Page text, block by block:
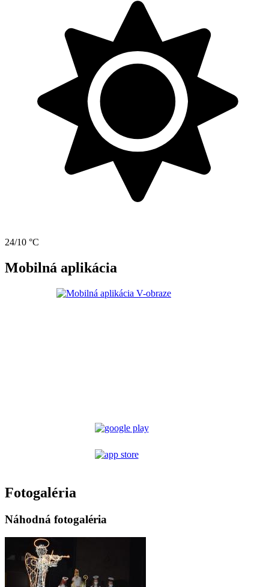
24/10 °C
Mobilná aplikácia
Fotogaléria
Náhodná fotogaléria